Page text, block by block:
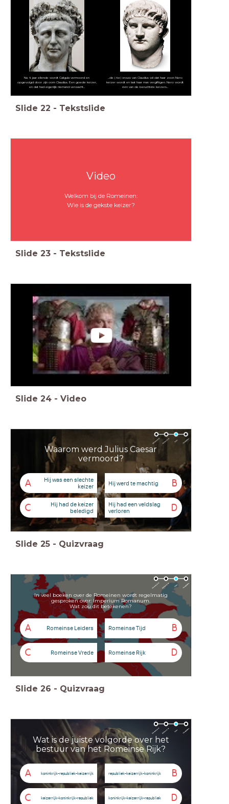
Na 4 jaar ellende wordt Caligula vermoord en
opgevolgd door zijn oom Claudius. Een goede keizer,
en dat had eigenlijk niemand verwacht...
...de (4e) vrouw van Claudius wil dat haar zoon Nero
keizer wordt en laat haar man vergiftigen. Nero wordt
één van de beruchtste keizers...
Slide 22 - Tekstslide
Video
Welkom bij de Romeinen:
Wie is de gekste keizer?
Slide 23 - Tekstslide
Slide 24 - Video
Waarom werd Julius Caesar
vermoord?
A
Hij was een slechte
keizer
B
Hij werd te machtig
C
Hij had de keizer
beledigd
D
Hij had een veldslag
verloren
Slide 25 - Quizvraag
In veel boeken over de Romeinen wordt regelmatig
gesproken over: Imperium Romanum.
Wat zou dit betekenen?
A Romeinse Leiders B
Romeinse Tijd
C Romeinse Vrede D
Romeinse Rijk
Slide 26 - Quizvraag
Wat is de juiste volgorde over het
bestuur van het Romeinse Rijk?
A koninkrijk-republiek-keizerrijk B
republiek-keizerrijk-koninkrijk
C keizerrijk-koninkrijk-republiek D
koninkrijk-keizerrijk-republiek